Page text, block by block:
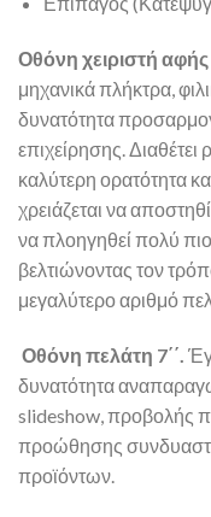
Οθόνη χειριστή αφής
μηχανικά πλήκτρα,
δυνατότητα
επιχείρησης.
καλύτερη ορατότητα
χρειάζεται να
να πλοηγηθεί πολύ
βελτιώνοντας τον
μεγαλύτερο αριθμό
Οθόνη πελάτη 7΄΄.
δυνατότητα
slideshow, προβολής
προώθησης
προϊόντων.